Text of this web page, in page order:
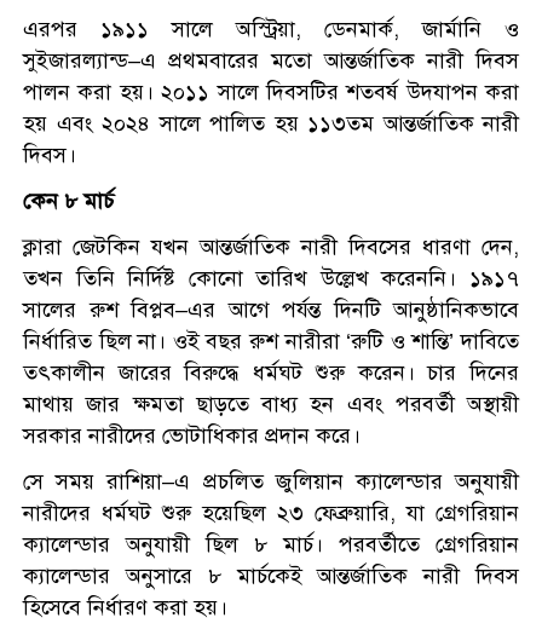
এরপর ১৯১১ সালে অস্ট্রিয়া, ডেনমার্ক, জার্মানি ও
সুইজারল্যান্ড–এ প্রথমবারের মতো আন্তর্জাতিক নারী দিবস
পালন করা হয়। ২০১১ সালে দিবসটির শতবর্ষ উদযাপন করা
হয় এবং ২০২৪ সালে পালিত হয় ১১৩তম আন্তর্জাতিক নারী
দিবস।
কেন ৮ মার্চ
ক্লারা জেটকিন যখন আন্তর্জাতিক নারী দিবসের ধারণা দেন,
তখন তিনি নির্দিষ্ট কোনো তারিখ উল্লেখ করেননি। ১৯১৭
সালের রুশ বিপ্লব–এর আগে পর্যন্ত দিনটি আনুষ্ঠানিকভাবে
নির্ধারিত ছিল না। ওই বছর রুশ নারীরা ‘রুটি ও শান্তি’ দাবিতে
তৎকালীন জারের বিরুদ্ধে ধর্মঘট শুরু করেন। চার দিনের
মাথায় জার ক্ষমতা ছাড়তে বাধ্য হন এবং পরবর্তী অস্থায়ী
সরকার নারীদের ভোটাধিকার প্রদান করে।
সে সময় রাশিয়া–এ প্রচলিত জুলিয়ান ক্যালেন্ডার অনুযায়ী
নারীদের ধর্মঘট শুরু হয়েছিল ২৩ ফেব্রুয়ারি, যা গ্রেগরিয়ান
ক্যালেন্ডার অনুযায়ী ছিল ৮ মার্চ। পরবর্তীতে গ্রেগরিয়ান
ক্যালেন্ডার অনুসারে ৮ মার্চকেই আন্তর্জাতিক নারী দিবস
হিসেবে নির্ধারণ করা হয়।